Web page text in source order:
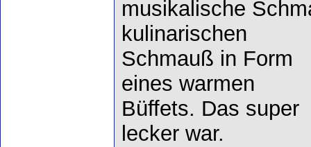
musikalische
kulinarischen
Schmauß in Form
eines warmen
Büffets. Das super
lecker war.